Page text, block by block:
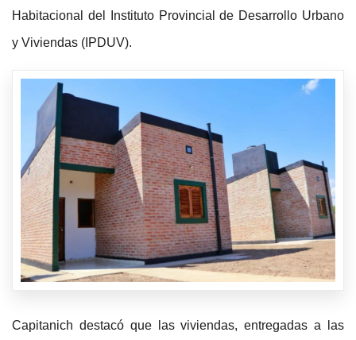
Habitacional del Instituto Provincial de Desarrollo Urbano
y Viviendas (IPDUV).
Capitanich destacó que las viviendas, entregadas a las